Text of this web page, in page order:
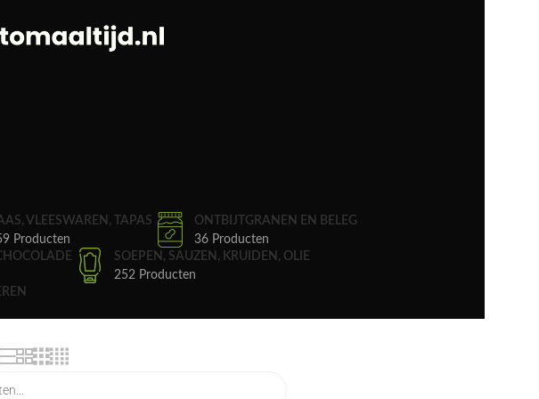
VLEESWAREN, TAPAS
Producten
ONTBIJTGRANEN EN BELEG
36 Producten
SOEPEN, SAUZEN, KRUIDEN, OLIE
252 Producten